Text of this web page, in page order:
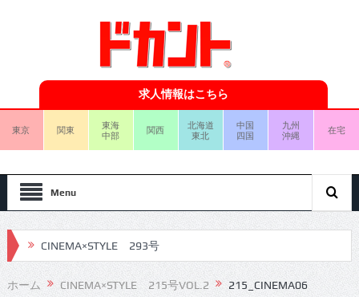
求人情報はこちら
東京 関東
東海
中部
関西
北海道
東北
中国
四国
九州
沖縄
在宅
Menu
CINEMA×STYLE 293号
CINEMA×STYLE 292号
ホーム CINEMA×STYLE 215号VOL.2 215_CINEMA06